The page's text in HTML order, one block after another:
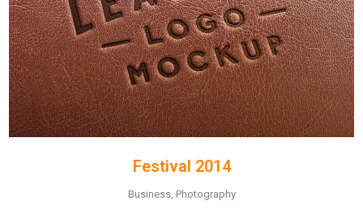
Festival 2014
Business, Photography